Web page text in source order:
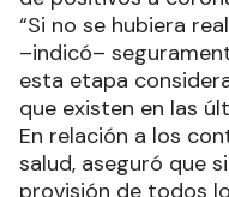
“Si no se hubiera
–indicó–
esta etapa
que existen en las
En relación a los
salud, aseguró que
provisión de todos